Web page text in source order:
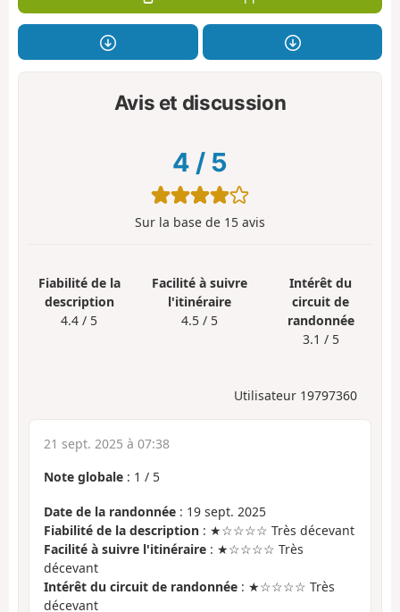
Avis et discussion
4 / 5
Sur la base de 15 avis
Fiabilité de la
description
4.4 / 5
Facilité à suivre
l'itinéraire
4.5 / 5
Intérêt du
circuit de
randonnée
3.1 / 5
Utilisateur 19797360
21 sept. 2025 à 07:38
Note globale : 1 / 5
Date de la randonnée : 19 sept. 2025
Fiabilité de la description : ★☆☆☆☆ Très décevant
Facilité à suivre l'itinéraire : ★☆☆☆☆ Très
décevant
Intérêt du circuit de randonnée : ★☆☆☆☆ Très
décevant